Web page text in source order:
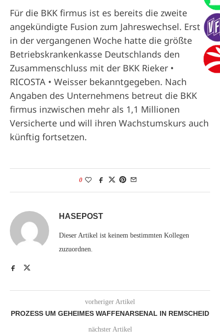
Für die BKK firmus ist es bereits die zweite
angekündigte Fusion zum Jahreswechsel. Erst
in der vergangenen Woche hatte die größte
Betriebskrankenkasse Deutschlands den
Zusammenschluss mit der BKK Rieker •
RICOSTA • Weisser bekanntgegeben. Nach
Angaben des Unternehmens betreut die BKK
firmus inzwischen mehr als 1,1 Millionen
Versicherte und will ihren Wachstumskurs auch
künftig fortsetzen.
0
HASEPOST
Dieser Artikel ist keinem bestimmten Kollegen
zuzuordnen.
vorheriger Artikel
PROZESS UM GEHEIMES WAFFENARSENAL IN REMSCHEID
nächster Artikel